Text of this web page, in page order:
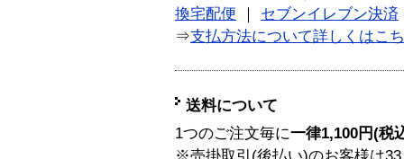
換宅配便
セブンイレブン決済
⇒支払方法について詳しくはこ
送料について
1つのご注文毎に一律1,100円(税